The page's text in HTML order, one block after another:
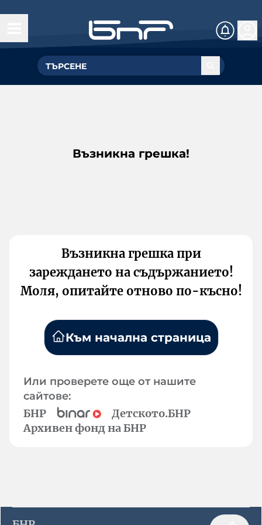
Възникна грешка!
Възникна грешка при
зареждането на съдържанието!
Моля, опитайте отново по-късно!
Към начална страница
Или проверете още от нашите
сайтове:
БНР
Детското.БНР
Архивен фонд на БНР